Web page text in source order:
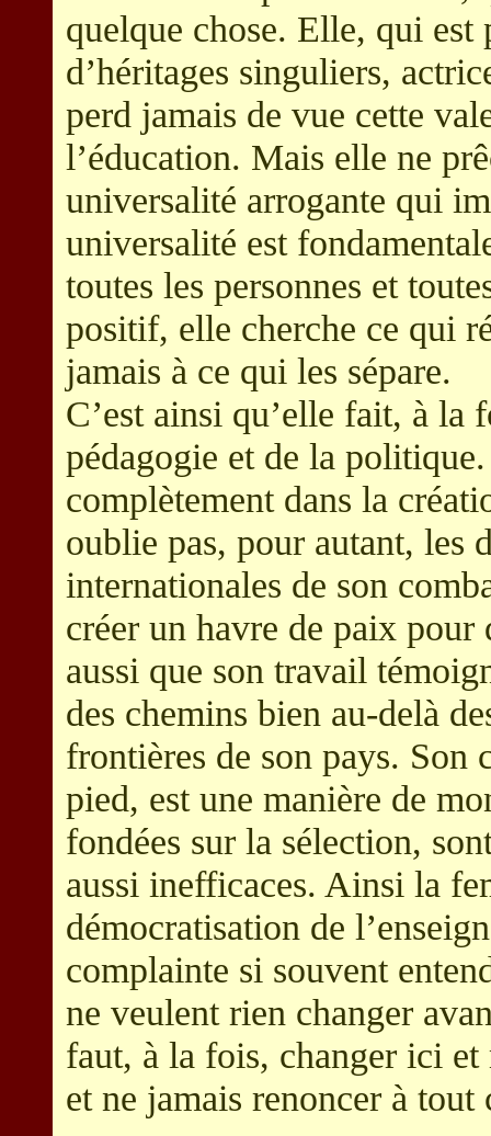
quelque chose. Elle, qui est
d’héritages singuliers,
perd jamais de vue cette
l’éducation. Mais elle ne
universalité arrogante qui
universalité est
toutes les personnes et
positif, elle cherche ce qui
jamais à ce qui les sépare.
C’est ainsi qu’elle fait, à la
pédagogie et de la
complètement dans la
oublie pas, pour autant, les
internationales de son
créer un havre de paix
aussi que son travail
des chemins bien au-delà
frontières de son pays. Son
pied, est une manière de
fondées sur la sélection,
aussi inefficaces. Ainsi la
démocratisation de
complainte si souvent
ne veulent rien changer
faut, à la fois, changer ici et
et ne jamais renoncer à tout